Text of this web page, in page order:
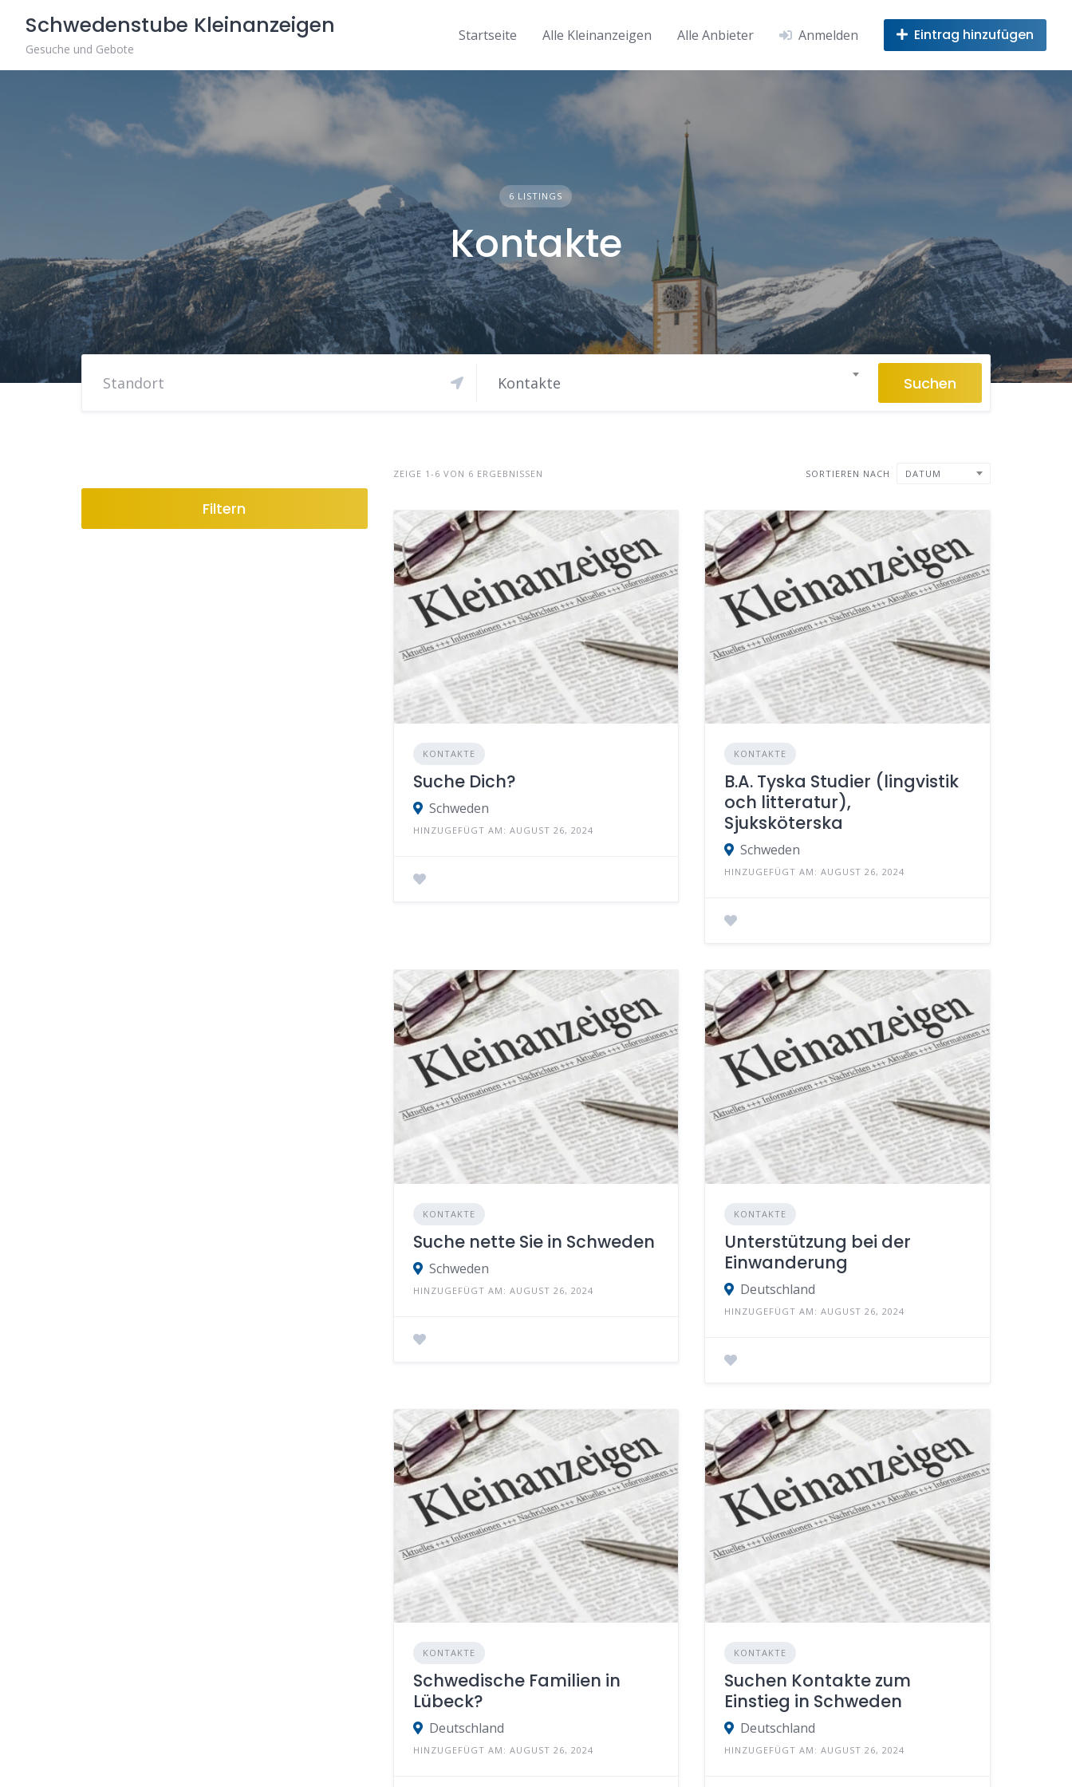
content
Schwedenstube Kleinanzeigen
Gesuche und Gebote
Startseite Alle Kleinanzeigen Alle Anbieter Anmelden Eintrag hinzufügen
6 LISTINGS
Kontakte
Kontakte Suchen
Filtern
ZEIGE 1-6 VON 6 ERGEBNISSEN SORTIEREN NACH DATUM
KONTAKTE
Suche Dich?
Schweden
HINZUGEFÜGT AM: AUGUST 26, 2024
KONTAKTE
B.A. Tyska Studier (lingvistik
och litteratur),
Sjuksköterska
Schweden
HINZUGEFÜGT AM: AUGUST 26, 2024
KONTAKTE
Suche nette Sie in Schweden
Schweden
HINZUGEFÜGT AM: AUGUST 26, 2024
KONTAKTE
Unterstützung bei der
Einwanderung
Deutschland
HINZUGEFÜGT AM: AUGUST 26, 2024
KONTAKTE
Schwedische Familien in
Lübeck?
Deutschland
HINZUGEFÜGT AM: AUGUST 26, 2024
KONTAKTE
Suchen Kontakte zum
Einstieg in Schweden
Deutschland
HINZUGEFÜGT AM: AUGUST 26, 2024